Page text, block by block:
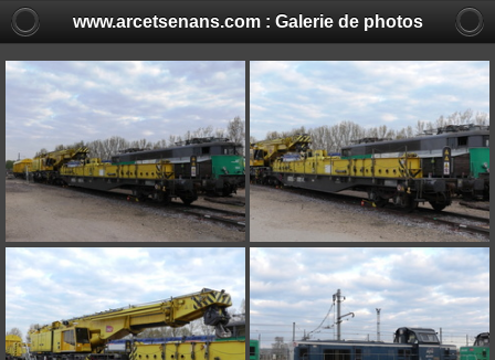
www.arcetsenans.com : Galerie de photos